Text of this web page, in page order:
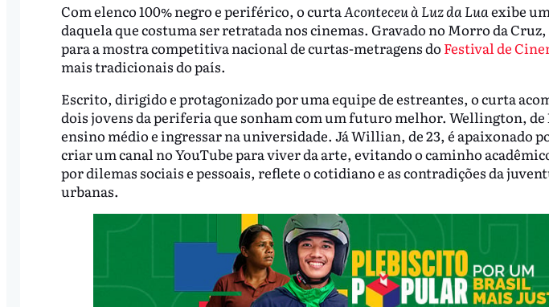
Com elenco 100% negro e periférico, o curtaAconteceu à Luz da Luaexibe
daquela que costuma ser retratada nos cinemas. Gravado no Morro da
para a mostra competitiva nacional de curtas-metragens do Festival de
mais tradicionais do país.
Escrito, dirigido e protagonizado por uma equipe de estreantes, o curta
dois jovens da periferia que sonham com um futuro melhor. Wellington, de
ensino médio e ingressar na universidade. Já Willian, de 23, é apaixonado
criar um canal no YouTube para viver da arte, evitando o caminho
por dilemas sociais e pessoais, reflete o cotidiano e as contradições da
urbanas.